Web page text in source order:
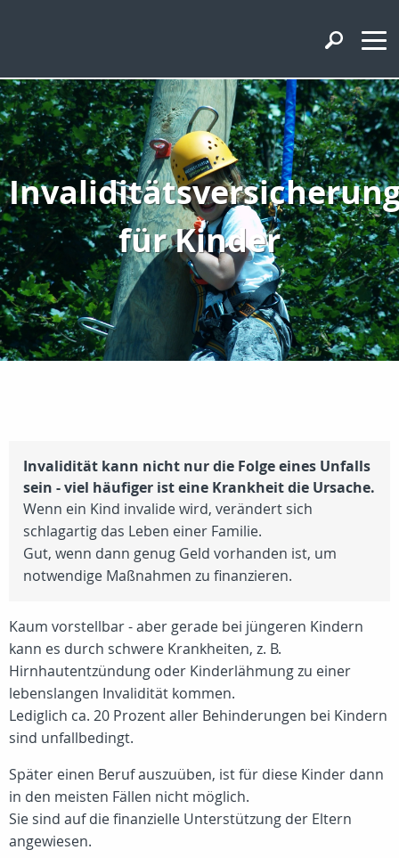
für Kinder
Invalidität kann nicht nur die Folge eines Unfalls
sein - viel häufiger ist eine Krankheit die Ursache.
Wenn ein Kind invalide wird, verändert sich
schlagartig das Leben einer Familie.
Gut, wenn dann genug Geld vorhanden ist, um
notwendige Maßnahmen zu finanzieren.
Kaum vorstellbar - aber gerade bei jüngeren Kindern
kann es durch schwere Krankheiten, z. B.
Hirnhautentzündung oder Kinderlähmung zu einer
lebenslangen Invalidität kommen.
Lediglich ca. 20 Prozentaller Behinderungen bei Kindern
sind unfallbedingt.
Später einen Beruf auszuüben, ist für diese Kinder dann
in den meisten Fällen nicht möglich.
Sie sind auf die finanzielle Unterstützung der Eltern
angewiesen.